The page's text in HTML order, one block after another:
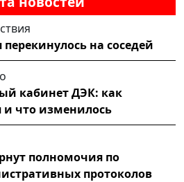
на соседей
кабинет ДЭК: как
и что изменилось
полномочия по
протоколов